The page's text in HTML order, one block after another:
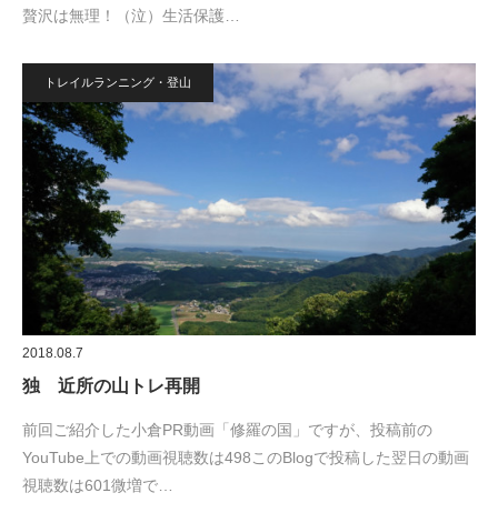
贅沢は無理！（泣）生活保護…
トレイルランニング・登山
2018.08.7
独 近所の山トレ再開
前回ご紹介した小倉PR動画「修羅の国」ですが、投稿前の
YouTube上での動画視聴数は498このBlogで投稿した翌日の動画
視聴数は601微増で…